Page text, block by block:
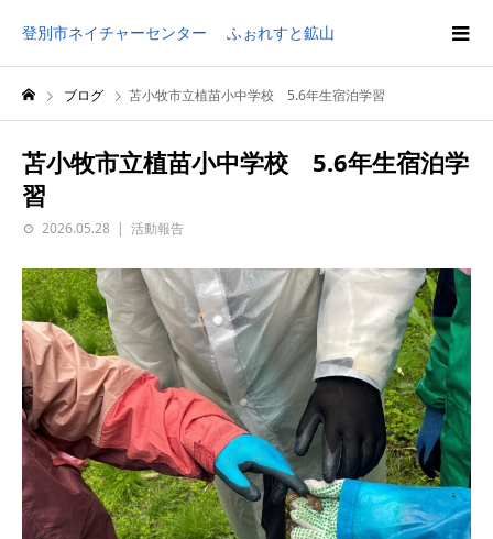
登別市ネイチャーセンター ふぉれすと鉱山
ブログ 苫小牧市立植苗小中学校 5.6年生宿泊学習
苫小牧市立植苗小中学校 5.6年生宿泊学
習
2026.05.28 活動報告